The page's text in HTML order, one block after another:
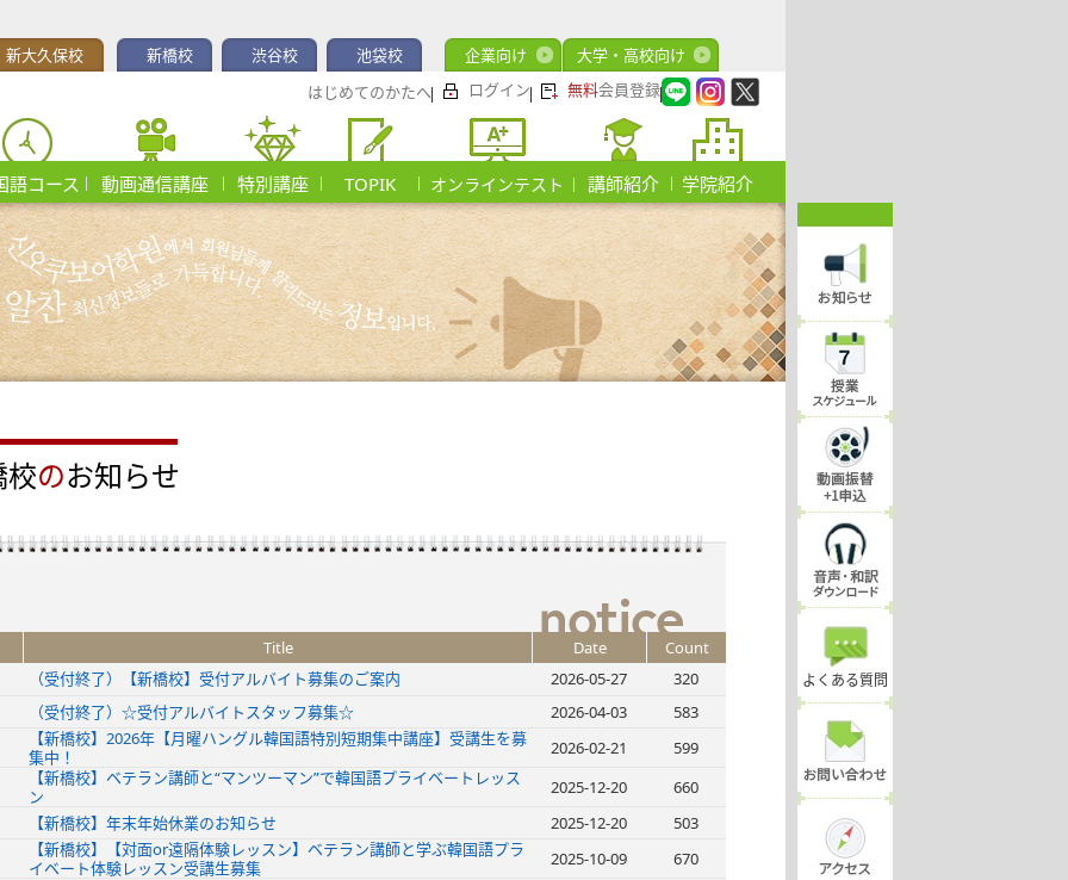
新大久保校 新橋校 渋谷校 池袋校 企業向け
大学・高校向け
はじめてのかたへ
ログイン 無料会員登録
語コース 動画通信講座 特別講座 TOPIK オンラインテスト 講師紹介 学院紹介
校のお知らせ
Title Date
Count
（受付終了）【新橋校】受付アルバイト募集のご案内 2026-05-27
320
（受付終了）☆受付アルバイトスタッフ募集☆ 2026-04-03
583
【新橋校】2026年【月曜ハングル韓国語特別短期集中講座】受講生を募
集中！
2026-02-21
599
【新橋校】ベテラン講師と“マンツーマン”で韓国語プライベートレッス
ン
2025-12-20
660
【新橋校】年末年始休業のお知らせ 2025-12-20
503
【新橋校】【対面or遠隔体験レッスン】ベテラン講師と学ぶ韓国語プラ
イベート体験レッスン受講生募集
2025-10-09
670
よくある質問